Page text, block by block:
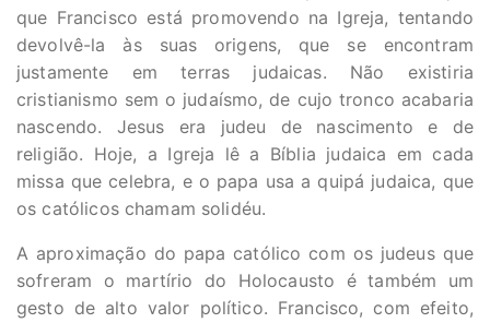
que Francisco está promovendo na Igreja, tentando
devolvê-la às suas origens, que se encontram
justamente em terras judaicas. Não existiria
cristianismo sem o judaísmo, de cujo tronco acabaria
nascendo. Jesus era judeu de nascimento e de
religião. Hoje, a Igreja lê a Bíblia judaica em cada
missa que celebra, e o papa usa a quipá judaica, que
os católicos chamam solidéu.
A aproximação do papa católico com os judeus que
sofreram o martírio do Holocausto é também um
gesto de alto valor político. Francisco, com efeito,